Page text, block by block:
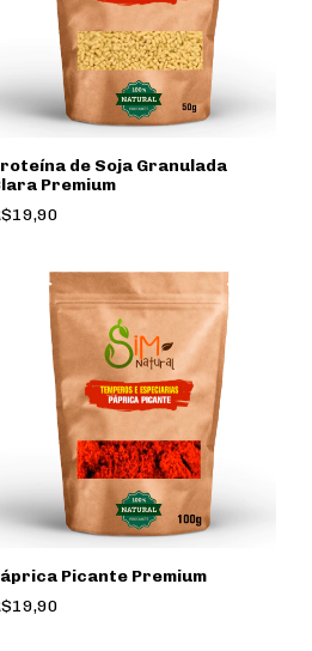
de Soja Granulada
Premium
Picante Premium